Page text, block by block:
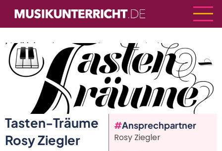
zum
Inhalt
Musiklehrer
| Tasten-Träume Rosy Ziegler
Tasten-Träume
Rosy Ziegler
Ansprechpartner
Rosy Ziegler